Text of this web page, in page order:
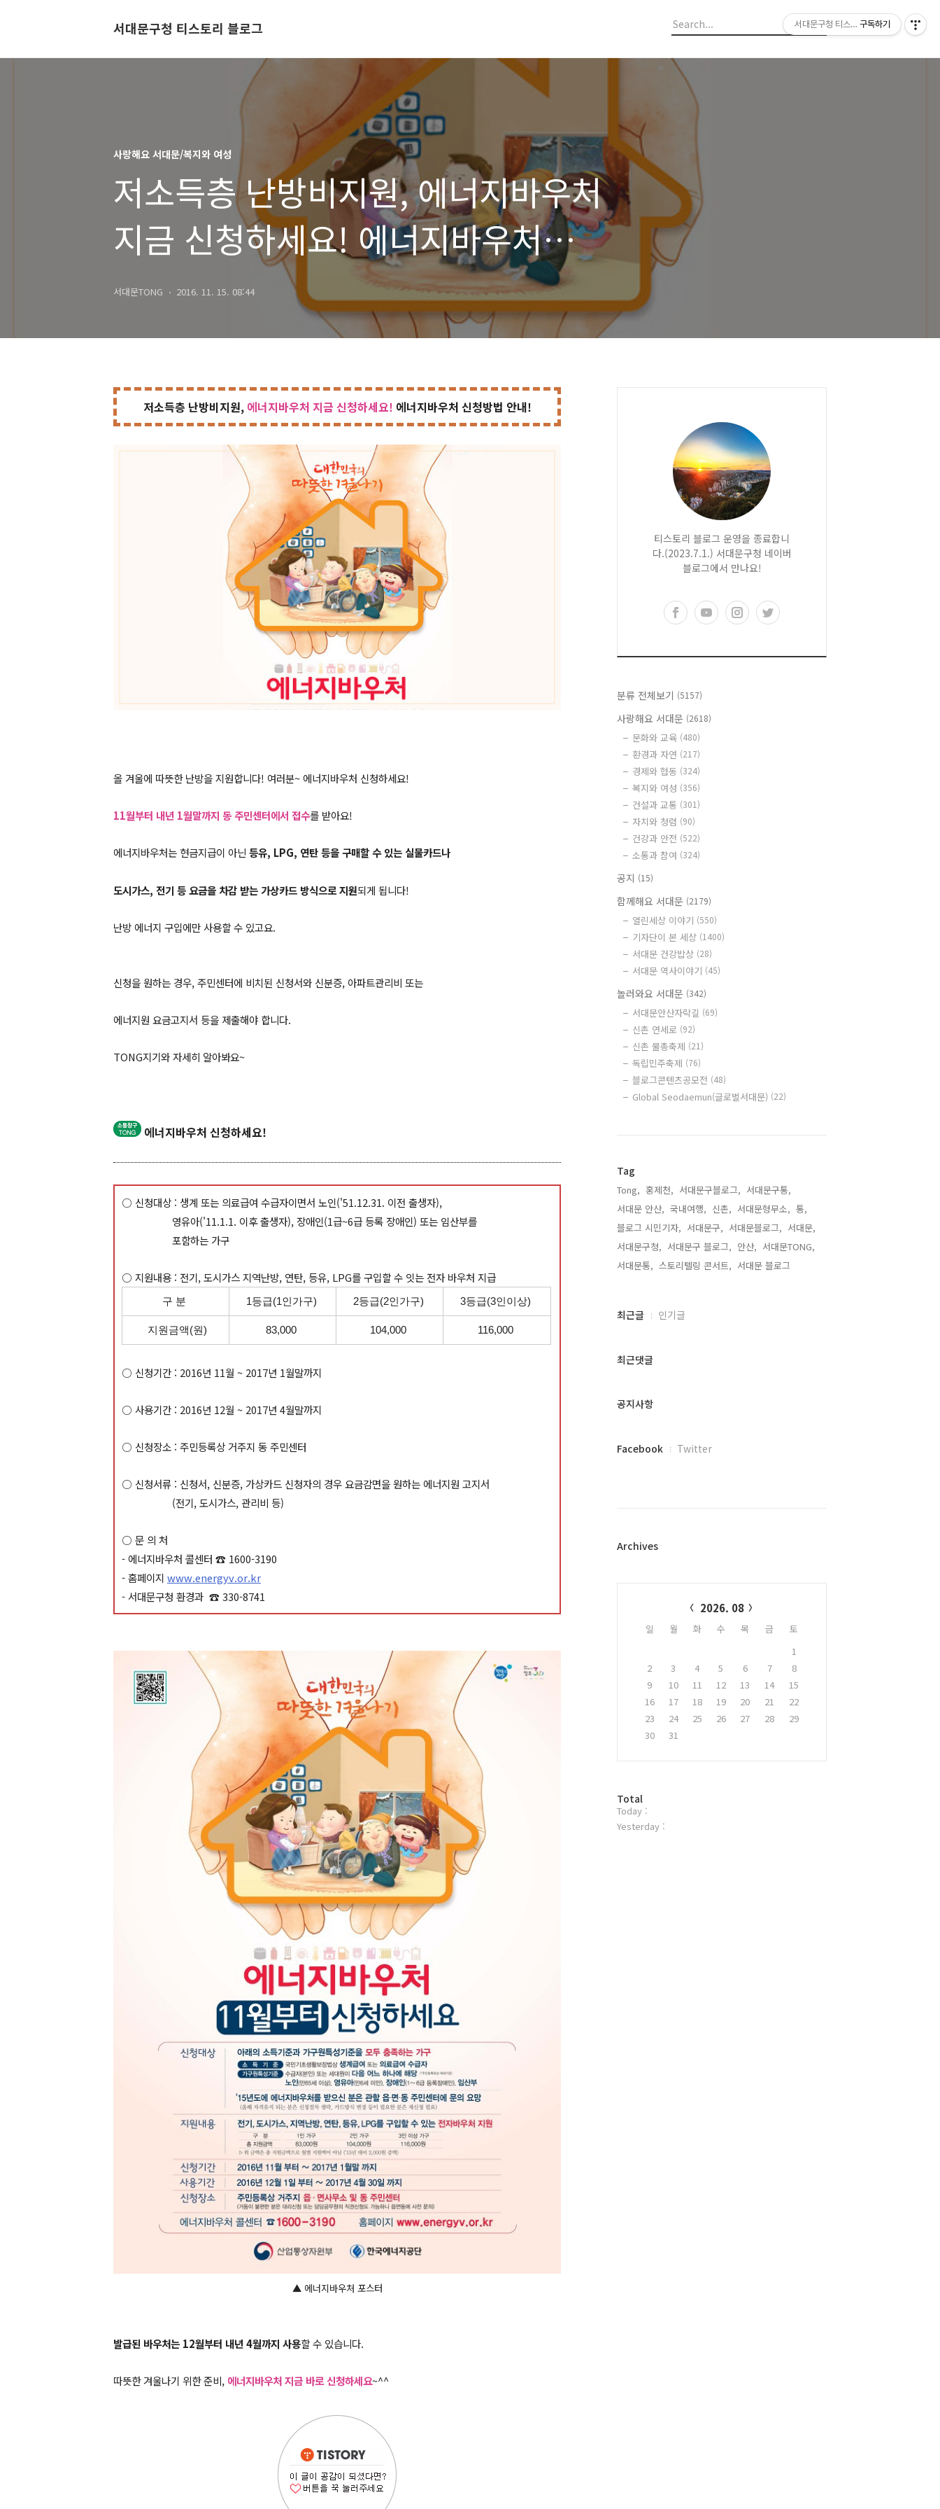
서대문구청 티스토리 블로그
사랑해요 서대문/복지와 여성
저소득층 난방비지원, 에너지바우처
지금 신청하세요! 에너지바우처
신청방법 안내!
서대문TONG 2016. 11. 15. 08:44
저소득층 난방비지원, 에너지바우처 지금 신청하세요! 에너지바우처 신청방법 안내!
올 겨울에 따뜻한 난방을 지원합니다! 여러분~ 에너지바우처 신청하세요!
11월부터 내년 1월말까지 동 주민센터에서 접수를 받아요!
에너지바우처는 현금지급이 아닌 등유, LPG, 연탄 등을 구매할 수 있는 실물카드나
도시가스, 전기 등 요금을 차감 받는 가상카드 방식으로 지원되게 됩니다!
난방 에너지 구입에만 사용할 수 있고요.
신청을 원하는 경우, 주민센터에 비치된 신청서와 신분증, 아파트관리비 또는
에너지원 요금고지서 등을 제출해야 합니다.
TONG지기와 자세히 알아봐요~
에너지바우처 신청하세요!
○ 신청대상 : 생계 또는 의료급여 수급자이면서 노인('51.12.31. 이전 출생자),
영유아('11.1.1. 이후 출생자), 장애인(1급~6급 등록 장애인) 또는 임산부를
포함하는 가구
○ 지원내용 : 전기, 도시가스 지역난방, 연탄, 등유, LPG를 구입할 수 잇는 전자 바우처 지급
구 분 1등급(1인가구) 2등급(2인가구) 3등급(3인이상)
지원금액(원) 83,000 104,000 116,000
○ 신청기간 : 2016년 11월 ~ 2017년 1월말까지
○ 사용기간 : 2016년 12월 ~ 2017년 4월말까지
○ 신청장소 : 주민등록상 거주지 동 주민센터
○ 신청서류 : 신청서, 신분증, 가상카드 신청자의 경우 요금감면을 원하는 에너지원 고지서
(전기, 도시가스, 관리비 등)
○ 문 의 처
- 에너지바우처 콜센터 ☎ 1600-3190
- 홈페이지 www.energyv.or.kr
- 서대문구청 환경과 ☎ 330-8741
▲ 에너지바우처 포스터
발급된 바우처는 12월부터 내년 4월까지 사용할 수 있습니다.
따뜻한 겨울나기 위한 준비, 에너지바우처 지금 바로 신청하세요~^^
티스토리 블로그 운영을 종료합니
다.(2023.7.1.) 서대문구청 네이버
블로그에서 만나요!
분류 전체보기 (5157)
사랑해요 서대문 (2618)
문화와 교육 (480)
환경과 자연 (217)
경제와 협동 (324)
복지와 여성 (356)
건설과 교통 (301)
자치와 청렴 (90)
건강과 안전 (522)
소통과 참여 (324)
공지 (15)
함께해요 서대문 (2179)
열린세상 이야기 (550)
기자단이 본 세상 (1400)
서대문 건강밥상 (28)
서대문 역사이야기 (45)
놀러와요 서대문 (342)
서대문안산자락길 (69)
신촌 연세로 (92)
신촌 물총축제 (21)
독립민주축제 (76)
블로그콘텐츠공모전 (48)
Global Seodaemun(글로벌서대문) (22)
Tag
Tong, 홍제천, 서대문구블로그, 서대문구통,
서대문 안산, 국내여행, 신촌, 서대문형무소, 통,
블로그 시민기자, 서대문구, 서대문블로그, 서대문,
서대문구청, 서대문구 블로그, 안산, 서대문TONG,
서대문통, 스토리텔링 콘서트, 서대문 블로그,
최
과
글
최근글 인기글
최근댓글
공지사항
페
플
Facebook Twitter
Archives
2026. 08
일 월 화 수 목 금
토
1
2
3 4 5 6 7
8
9
10 11 12 13 14
15
16
17 18 19 20 21
22
23
24 25 26 27 28
29
30
31
방
문
자
Total
Today :
Yesterday :
서대문구청 티스토리 블로그
구독하기